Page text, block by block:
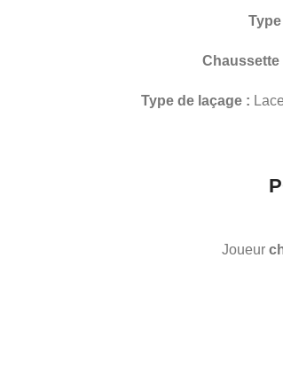
Type de laçage :
Joueur